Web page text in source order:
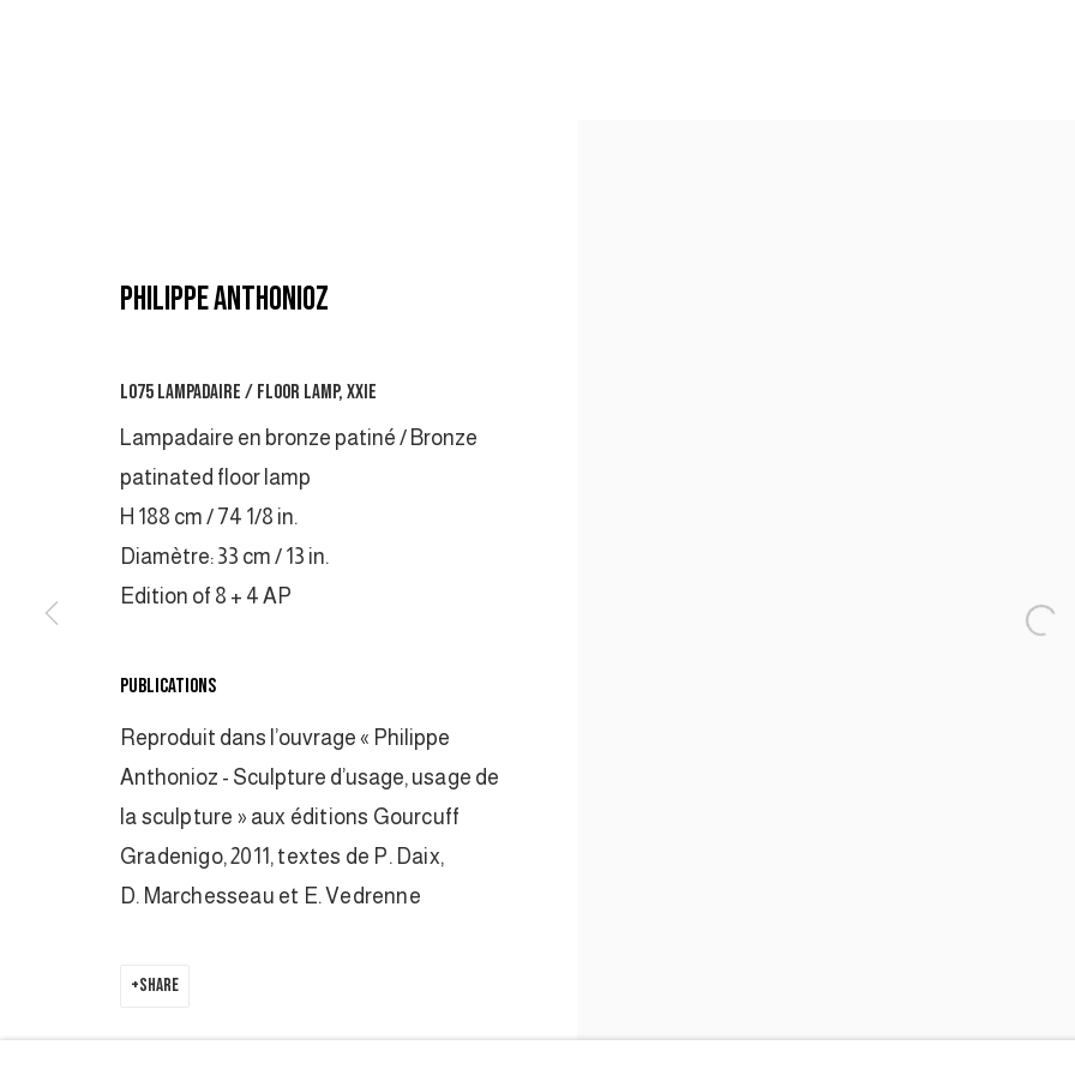
MANAGE COOKIES
COPYRIGHT © 2026 GALERIE DUTKO SITE BY ARTLOGIC
PHILIPPE ANTHONIOZ
L075 LAMPADAIRE / FLOOR LAMP, XXIE
Lampadaire en bronze patiné / Bronze
patinated floor lamp
H 188 cm / 74 1/8 in.
Diamètre: 33 cm / 13 in.
Edition of 8 + 4 AP
PUBLICATIONS
Reproduit dans l’ouvrage « Philippe
Anthonioz - Sculpture d’usage, usage de
la sculpture » aux éditions Gourcuff
Gradenigo, 2011, textes de P. Daix,
D. Marchesseau et E. Vedrenne
SHARE